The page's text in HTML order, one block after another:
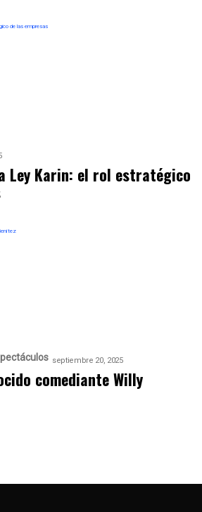
Ley Karin: el rol estratégico
septiembre 20, 2025
comediante Willy